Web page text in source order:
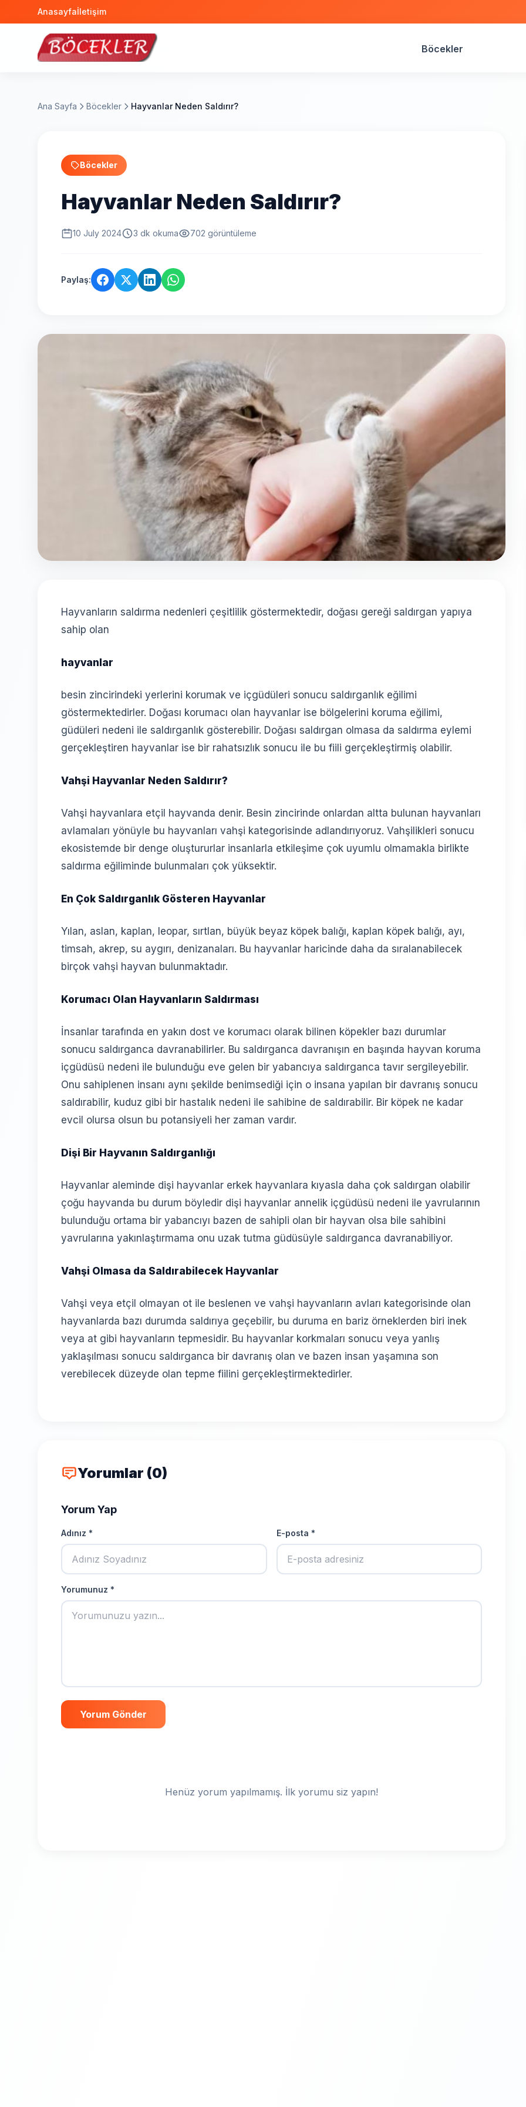
Anasayfaİletişim
Böcekler
Ana Sayfa Böcekler Hayvanlar Neden Saldırır?
Böcekler
Hayvanlar Neden Saldırır?
10 July 2024 3 dk okuma 702 görüntüleme
Paylaş:
Hayvanların saldırma nedenleri çeşitlilik göstermektedir, doğası gereği saldırgan yapıya
sahip olan
hayvanlar
besin zincirindeki yerlerini korumak ve içgüdüleri sonucu saldırganlık eğilimi
göstermektedirler. Doğası korumacı olan hayvanlar ise bölgelerini koruma eğilimi,
güdüleri nedeni ile saldırganlık gösterebilir. Doğası saldırgan olmasa da saldırma eylemi
gerçekleştiren hayvanlar ise bir rahatsızlık sonucu ile bu fiili gerçekleştirmiş olabilir.
Vahşi Hayvanlar Neden Saldırır?
Vahşi hayvanlara etçil hayvanda denir. Besin zincirinde onlardan altta bulunan hayvanları
avlamaları yönüyle bu hayvanları vahşi kategorisinde adlandırıyoruz. Vahşilikleri sonucu
ekosistemde bir denge oluştururlar insanlarla etkileşime çok uyumlu olmamakla birlikte
saldırma eğiliminde bulunmaları çok yüksektir.
En Çok Saldırganlık Gösteren Hayvanlar
Yılan, aslan, kaplan, leopar, sırtlan, büyük beyaz köpek balığı, kaplan köpek balığı, ayı,
timsah, akrep, su aygırı, denizanaları. Bu hayvanlar haricinde daha da sıralanabilecek
birçok vahşi hayvan bulunmaktadır.
Korumacı Olan Hayvanların Saldırması
İnsanlar tarafında en yakın dost ve korumacı olarak bilinen köpekler bazı durumlar
sonucu saldırganca davranabilirler. Bu saldırganca davranışın en başında hayvan koruma
içgüdüsü nedeni ile bulunduğu eve gelen bir yabancıya saldırganca tavır sergileyebilir.
Onu sahiplenen insanı aynı şekilde benimsediği için o insana yapılan bir davranış sonucu
saldırabilir, kuduz gibi bir hastalık nedeni ile sahibine de saldırabilir. Bir köpek ne kadar
evcil olursa olsun bu potansiyeli her zaman vardır.
Dişi Bir Hayvanın Saldırganlığı
Hayvanlar aleminde dişi hayvanlar erkek hayvanlara kıyasla daha çok saldırgan olabilir
çoğu hayvanda bu durum böyledir dişi hayvanlar annelik içgüdüsü nedeni ile yavrularının
bulunduğu ortama bir yabancıyı bazen de sahipli olan bir hayvan olsa bile sahibini
yavrularına yakınlaştırmama onu uzak tutma güdüsüyle saldırganca davranabiliyor.
Vahşi Olmasa da Saldırabilecek Hayvanlar
Vahşi veya etçil olmayan ot ile beslenen ve vahşi hayvanların avları kategorisinde olan
hayvanlarda bazı durumda saldırıya geçebilir, bu duruma en bariz örneklerden biri inek
veya at gibi hayvanların tepmesidir. Bu hayvanlar korkmaları sonucu veya yanlış
yaklaşılması sonucu saldırganca bir davranış olan ve bazen insan yaşamına son
verebilecek düzeyde olan tepme fiilini gerçekleştirmektedirler.
Yorumlar (0)
Yorum Yap
Adınız * E-posta *
Yorumunuz *
Yorum Gönder
Henüz yorum yapılmamış. İlk yorumu siz yapın!